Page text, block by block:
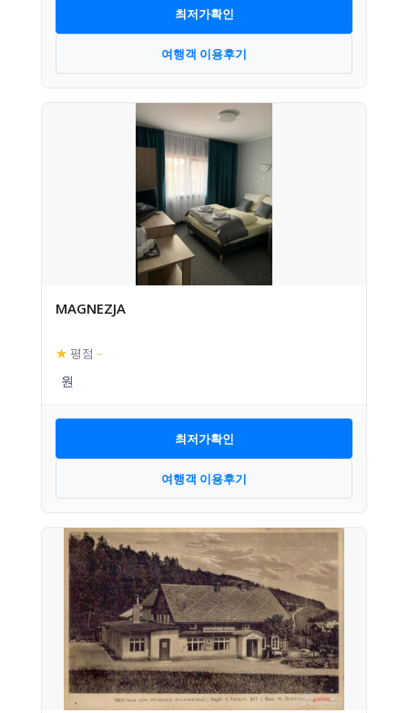
최저가확인
여행객 이용후기
MAGNEZJA
★ 평점 –
최저가확인
여행객 이용후기